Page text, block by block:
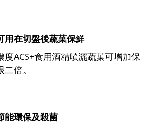
用在切盤後蔬菓保鮮
度ACS+食用酒精噴灑蔬菓可增加保
倍。
能環保及殺菌